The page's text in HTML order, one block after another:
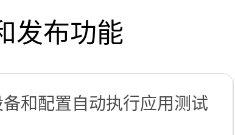
发布功能
和配置自动执行应用测试